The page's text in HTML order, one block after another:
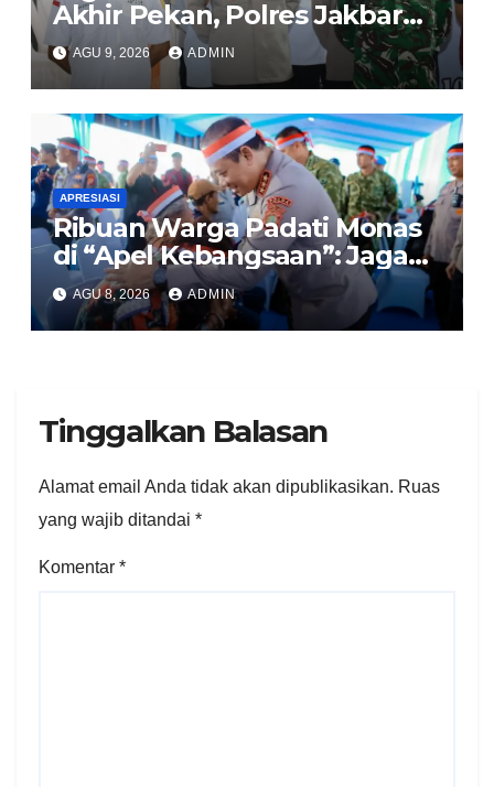
Akhir Pekan, Polres Jakbar
Gelar KRYD Bersama Tiga
Pilar
AGU 9, 2026 ADMIN
APRESIASI
Ribuan Warga Padati Monas
di “Apel Kebangsaan”: Jaga
Jakarta Berarti Jaga
Indonesia
AGU 8, 2026 ADMIN
Tinggalkan Balasan
Alamat email Anda tidak akan dipublikasikan. Ruas
yang wajib ditandai *
Komentar *